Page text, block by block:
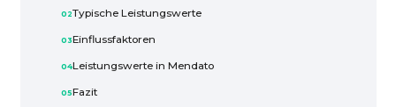
Typische Leistungswerte
Einflussfaktoren
Leistungswerte in Mendato
Fazit